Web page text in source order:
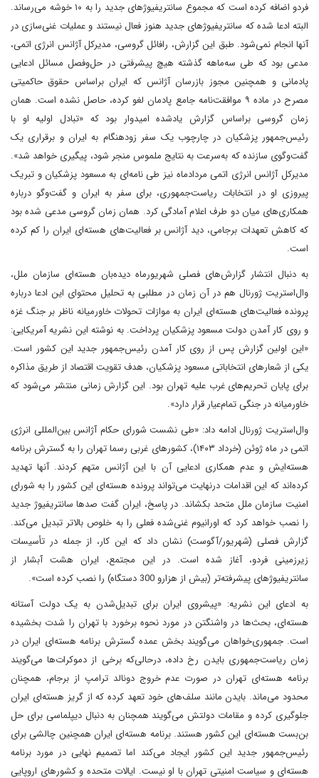
فردو اضافه کرده است که مجموع سانتریفیوژهای جدید را به ۱۰ خوشه می‌رساند.
البته ادعا شده که سانتریفیوژهای جدید هنوز فعال نیستند و عملیات غنی‌سازی در
آنها انجام نمی‌شود. طبق این گزارش، رافائل گروسی، مدیرکل آژانس انرژی اتمی،
مدعی بود که طی سه‌ماهه گذشته هیچ پیشرفتی در حل‌وفصل مسائل ادعایی
پادمانی و همچنین مجوز بازرسان آژانس که ایران براساس حقوق حاکمیتی
مصرح در ماده ۹ موافقت‌نامه جامع پادمان لغو کرده، حاصل نشده است. همان
زمان گروسی بر‌اساس گزارش یاد‌شده امیدوار بود که «تبادل اولیه او با
رئیس‌جمهور پزشکیان در چارچوب یک سفر زودهنگام به ایران و برقراری یک
گفت‌وگوی سازنده که به‌سرعت به نتایج ملموس منجر شود، پیگیری خواهد شد‌».
مدیرکل آژانس انرژی اتمی مرداد‌ماه نیز طی نامه‌ای به مسعود پزشکیان و تبریک
پیروزی او در انتخابات ریاست‌جمهوری، برای سفر به ایران و گفت‌وگو درباره
همکاری‌های میان دو طرف اعلام آمادگی کرد. همان زمان گروسی مدعی شده بود
که کاهش تعهدات برجامی، دید آژانس بر فعالیت‌های هسته‌ای ایران را کم کرده
است.
به دنبال انتشار گزارش‌‌های فصلی شهریور‌ماه دیده‌بان هسته‌ای سازمان ملل،
وال‌استریت‌ ژورنال هم در آن زمان در مطلبی به تحلیل محتوای این ادعا درباره
پرونده فعالیت‌های هسته‌ای ایران به موازات تحولات خاورمیانه ناظر بر جنگ غزه
و روی کار آمدن دولت مسعود پزشکیان پرداخت. به نوشته این نشریه آمریکایی:
«این اولین گزارش پس از روی کار آمدن رئیس‌جمهور جدید این کشور است.
یکی از شعارهای انتخاباتی مسعود پزشکیان، هدف تقویت اقتصاد از طریق مذاکره
برای پایان تحریم‌های غرب علیه تهران بود. این گزارش‌ زمانی منتشر می‌شود که
خاورمیانه در جنگی تمام‌عیار قرار دارد».
وال‌استریت‌ ژورنال ادامه داد: «طی نشست شورای حکام آژانس بین‌المللی انرژی
اتمی در ماه ژوئن (خرداد ۱۴۰۳)، کشورهای غربی رسما تهران را به گسترش برنامه
هسته‌ایش و عدم همکاری ادعایی آن با این آژانس متهم کردند. آنها تهدید
کرده‌اند که این اقدامات در‌نهایت می‌تواند پرونده هسته‌ای این کشور را به شورای
امنیت سازمان ملل متحد بکشاند. در پاسخ، ایران گفت‌ صدها سانتریفیوژ جدید
را نصب خواهد کرد که اورانیوم غنی‌شده فعلی را به خلوص بالاتر تبدیل می‌کند.
گزارش فصلی (شهریور/آگوست) نشان داد که این کار، از جمله در تأسیسات
زیرزمینی فردو، آغاز شده است. در این مجتمع، ایران هشت آبشار از
سانتریفیوژهای پیشرفته‌تر (بیش از هزارو 300 دستگاه) را نصب کرده است».
به ادعای این نشریه: «پیشروی ایران برای تبدیل‌شدن به یک دولت آستانه
هسته‌ای، بحث‌ها در واشنگتن در مورد نحوه برخورد با تهران را شدت بخشیده
است. جمهوری‌خواهان می‌گویند‌ بخش عمده گسترش برنامه هسته‌ای ایران در
زمان ریاست‌جمهوری بایدن رخ داده، در‌حالی‌که برخی از دموکرات‌ها می‌گویند
برنامه هسته‌ای تهران در صورت عدم خروج دونالد ترامپ از برجام، همچنان
محدود می‌ماند. بایدن مانند سلف‌های خود تعهد کرده که از گریز هسته‌ای ایران
جلوگیری کرده و مقامات دولتش می‌گویند همچنان به دنبال دیپلماسی برای حل
بن‌بست هسته‌ای این کشور هستند. برنامه هسته‌ای ایران همچنین چالشی برای
رئیس‌جمهور جدید این کشور ایجاد می‌کند اما تصمیم نهایی در مورد برنامه
هسته‌ای و سیاست امنیتی تهران با او نیست. ایالات متحده و کشورهای اروپایی